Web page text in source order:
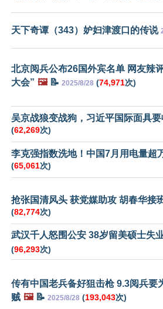
天下奇谭（343）妒妇津渡口的传说
北京阅兵公布26国外宾名单 网友辣
大会” 🖼️📝 2025/8/28 (74,971次)
吴京战狼变战狗，习近平国际面具要
(62,269次)
李克强指数洗地！中国7月用电量超
(65,061次)
抢张国清风头 获党媒助攻 胡春华接
(82,774次)
武汉千人怒围公安 38岁留美硕士失
(96,293次)
传有中国老兵备好狙击枪 9.3阅兵要
贼 🖼️📝 2025/8/28 (193,043次)